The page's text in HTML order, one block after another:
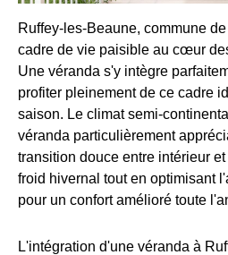
Ruffey-les-Beaune, commune
cadre de vie paisible au cœur
Une véranda s'y intègre
profiter pleinement de ce cadre
saison. Le climat semi-
véranda particulièrement
transition douce entre intérieur
froid hivernal tout en optimisant
pour un confort amélioré toute
L'intégration d'une véranda à